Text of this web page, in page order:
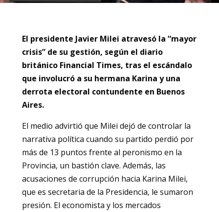
El presidente Javier Milei atravesó la “mayor
crisis” de su gestión, según el diario
británico Financial Times, tras el escándalo
que involucró a su hermana Karina y una
derrota electoral contundente en Buenos
Aires.
El medio advirtió que Milei dejó de controlar la
narrativa política cuando su partido perdió por
más de 13 puntos frente al peronismo en la
Provincia, un bastión clave. Además, las
acusaciones de corrupción hacia Karina Milei,
que es secretaria de la Presidencia, le sumaron
presión. El economista y los mercados